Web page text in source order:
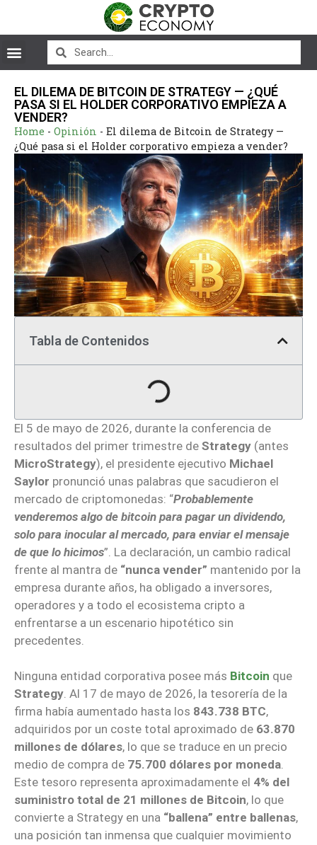
EL DILEMA DE BITCOIN DE STRATEGY — ¿QUÉ
PASA SI EL HOLDER CORPORATIVO EMPIEZA A
VENDER?
Home - Opinión - El dilema de Bitcoin de Strategy —
¿Qué pasa si el Holder corporativo empieza a vender?
Tabla de Contenidos
El 5 de mayo de 2026, durante la conferencia de
resultados del primer trimestre de Strategy (antes
MicroStrategy), el presidente ejecutivo Michael
Saylor pronunció unas palabras que sacudieron el
mercado de criptomonedas: “Probablemente
venderemos algo de bitcoin para pagar un dividendo,
solo para inocular al mercado, para enviar el mensaje
de que lo hicimos”. La declaración, un cambio radical
frente al mantra de “nunca vender” mantenido por la
empresa durante años, ha obligado a inversores,
operadores y a todo el ecosistema cripto a
enfrentarse a un escenario hipotético sin
precedentes.
Ninguna entidad corporativa posee más Bitcoin que
Strategy. Al 17 de mayo de 2026, la tesorería de la
firma había aumentado hasta los 843.738 BTC,
adquiridos por un coste total aproximado de 63.870
millones de dólares, lo que se traduce en un precio
medio de compra de 75.700 dólares por moneda.
Este tesoro representa aproximadamente el 4% del
suministro total de 21 millones de Bitcoin, lo que
convierte a Strategy en una “ballena” entre ballenas,
una posición tan inmensa que cualquier movimiento